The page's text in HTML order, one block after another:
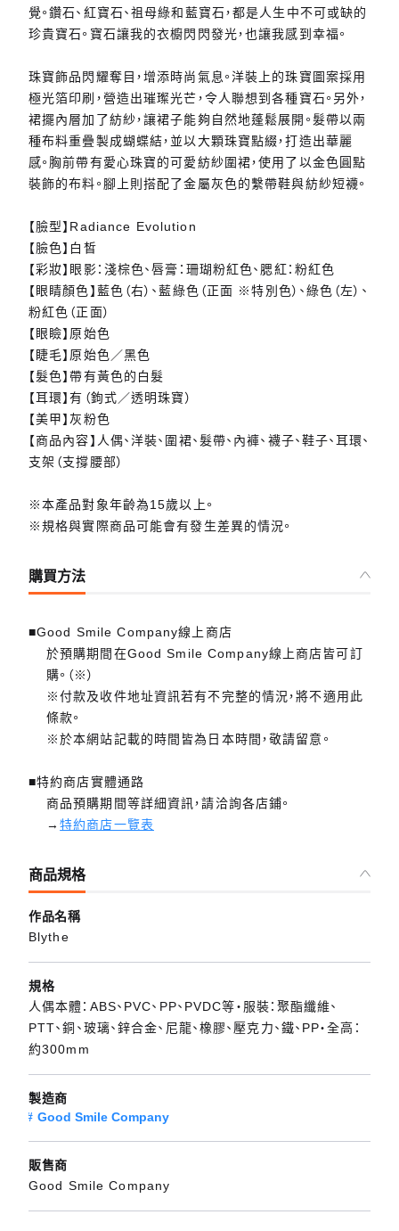
覺。鑽石、紅寶石、祖母綠和藍寶石，都是人生中不可或缺的
珍貴寶石。寶石讓我的衣櫥閃閃發光，也讓我感到幸福。
珠寶飾品閃耀奪目，增添時尚氣息。洋裝上的珠寶圖案採用
極光箔印刷，營造出璀璨光芒，令人聯想到各種寶石。另外，
裙擺內層加了紡紗，讓裙子能夠自然地蓬鬆展開。髮帶以兩
種布料重疊製成蝴蝶結，並以大顆珠寶點綴，打造出華麗
感。胸前帶有愛心珠寶的可愛紡紗圍裙，使用了以金色圓點
裝飾的布料。腳上則搭配了金屬灰色的繫帶鞋與紡紗短襪。
【臉型】Radiance Evolution
【臉色】白皙
【彩妝】眼影：淺棕色、唇膏：珊瑚粉紅色、腮紅：粉紅色
【眼睛顏色】藍色（右）、藍綠色（正面 ※特別色）、綠色（左）、
粉紅色（正面）
【眼瞼】原始色
【睫毛】原始色／黑色
【髮色】帶有黃色的白髮
【耳環】有（鉤式／透明珠寶）
【美甲】灰粉色
【商品內容】人偶、洋裝、圍裙、髮帶、內褲、襪子、鞋子、耳環、
支架（支撐腰部）
※本產品對象年齡為15歲以上。
※規格與實際商品可能會有發生差異的情況。
購買方法
■Good Smile Company線上商店
於預購期間在Good Smile Company線上商店皆可訂
購。（※）
※付款及收件地址資訊若有不完整的情況，將不適用此
條款。
※於本網站記載的時間皆為日本時間，敬請留意。
■特約商店實體通路
商品預購期間等詳細資訊，請洽詢各店鋪。
→特約商店一覽表
商品規格
作品名稱
Blythe
規格
人偶本體：ABS、PVC、PP、PVDC等・服裝：聚酯纖維、
PTT、銅、玻璃、鋅合金、尼龍、橡膠、壓克力、鐵、PP・全高：
約300mm
製造商
Good Smile Company
販售商
Good Smile Company